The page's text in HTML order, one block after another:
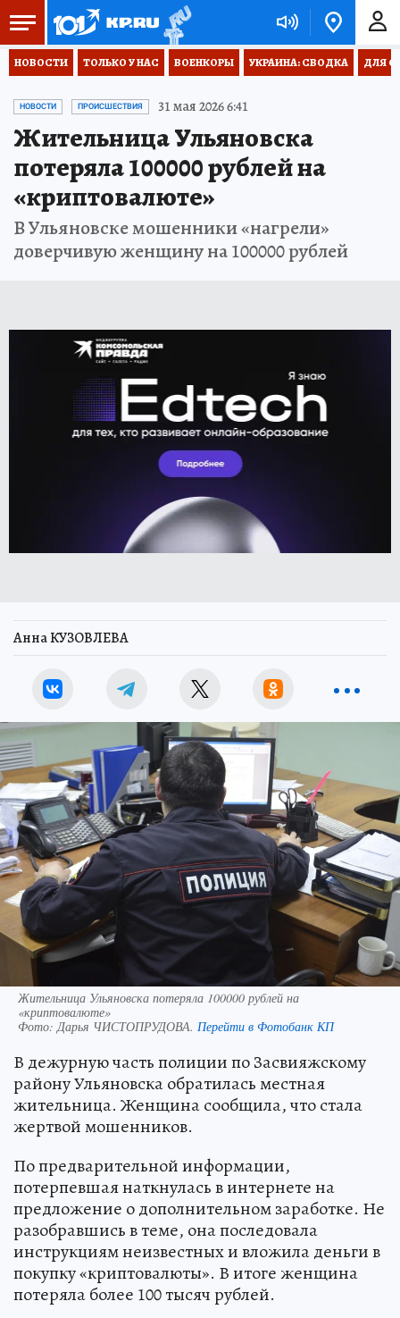
НОВОСТИ ТОЛЬКО У НАС ВОЕНКОРЫ УКРАИНА: СВОДКА ДЛЯ
НОВОСТИ ПРОИСШЕСТВИЯ 31 мая 2026 6:41
Жительница Ульяновска
потеряла 100000 рублей на
«криптовалюте»
В Ульяновске мошенники «нагрели»
доверчивую женщину на 100000 рублей
Анна КУЗОВЛЕВА
Жительница Ульяновска потеряла 100000 рублей на
«криптовалюте»
Фото:Дарья ЧИСТОПРУДОВА. Перейти в Фотобанк КП
В дежурную часть полиции по Засвияжскому
району Ульяновска обратилась местная
жительница. Женщина сообщила, что стала
жертвой мошенников.
По предварительной информации,
потерпевшая наткнулась в интернете на
предложение о дополнительном заработке. Не
разобравшись в теме, она последовала
инструкциям неизвестных и вложила деньги в
покупку «криптовалюты». В итоге женщина
потеряла более 100 тысяч рублей.